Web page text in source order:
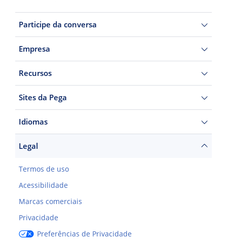
Participe da conversa
Empresa
Recursos
Sites da Pega
Idiomas
Legal
Termos de uso
Acessibilidade
Marcas comerciais
Privacidade
Preferências de Privacidade